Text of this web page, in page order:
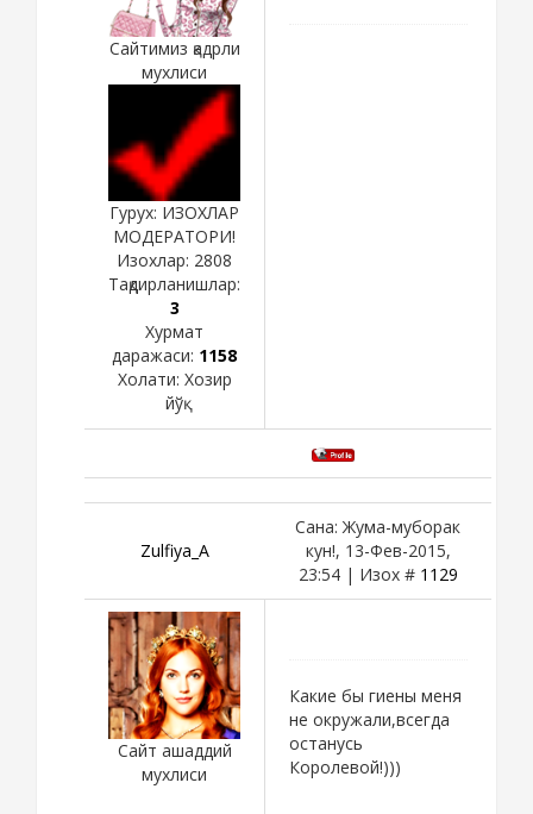
Сайтимиз қадрли
мухлиси
Гурух: ИЗОХЛАР
МОДЕРАТОРИ!
Изохлар: 2808
Тақдирланишлар:
3
Хурмат
даражаси: 1158
Холати: Хозир
йўқ
Zulfiya_A
Сана: Жума-муборак
кун!, 13-Фев-2015,
23:54 | Изох # 1129
Сайт ашаддий
мухлиси
Какие бы гиены меня
не окружали,всегда
останусь
Королевой!)))